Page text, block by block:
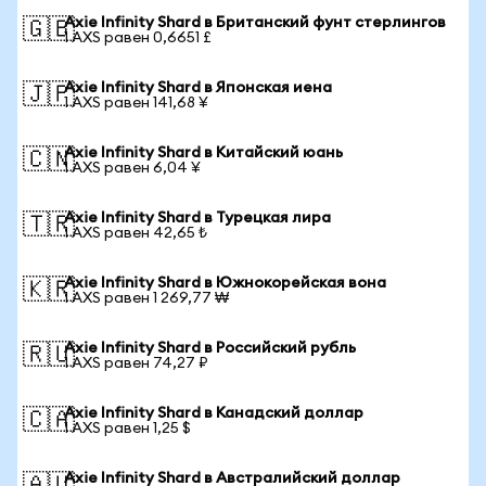
🇬🇧Axie Infinity Shard в Британский фунт стерлингов
1 AXS равен 0,6651 £
🇯🇵Axie Infinity Shard в Японская иена
1 AXS равен 141,68 ¥
🇨🇳Axie Infinity Shard в Китайский юань
1 AXS равен 6,04 ¥
🇹🇷Axie Infinity Shard в Турецкая лира
1 AXS равен 42,65 ₺
🇰🇷Axie Infinity Shard в Южнокорейская вона
1 AXS равен 1 269,77 ₩
🇷🇺Axie Infinity Shard в Российский рубль
1 AXS равен 74,27 ₽
🇨🇦Axie Infinity Shard в Канадский доллар
1 AXS равен 1,25 $
Axie Infinity Shard в Австралийский доллар